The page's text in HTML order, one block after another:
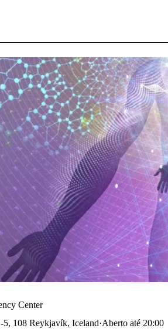
Center
108 Reykjavík, Iceland·Aberto até 20:00